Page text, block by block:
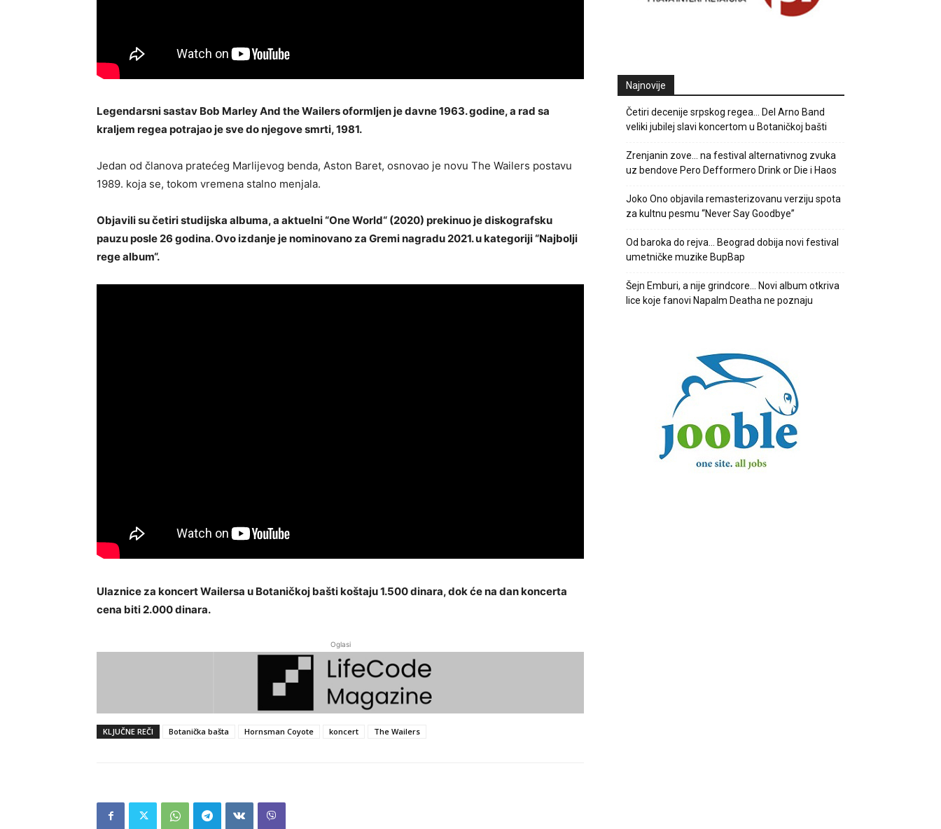
Legendarsni sastav Bob Marley And the Wailers oformljen je davne 1963. godine, a rad sa
kraljem regea potrajao je sve do njegove smrti, 1981.
Jedan od članova pratećeg Marlijevog benda, Aston Baret, osnovao je novu The Wailers postavu
1989. koja se, tokom vremena stalno menjala.
Objavili su četiri studijska albuma, a aktuelni “One World“ (2020) prekinuo je diskografsku
pauzu posle 26 godina. Ovo izdanje je nominovano za Gremi nagradu 2021. u kategoriji “Najbolji
rege album“.
Ulaznice za koncert Wailersa u Botaničkoj bašti koštaju 1.500 dinara, dok će na dan koncerta
cena biti 2.000 dinara.
Oglasi
KLJUČNE REČI Botanička bašta Hornsman Coyote koncert The Wailers
Najnovije
Četiri decenije srpskog regea… Del Arno Band
veliki jubilej slavi koncertom u Botaničkoj bašti
Zrenjanin zove… na festival alternativnog zvuka
uz bendove Pero Defformero Drink or Die i Haos
Joko Ono objavila remasterizovanu verziju spota
za kultnu pesmu “Never Say Goodbye”
Od baroka do rejva… Beograd dobija novi festival
umetničke muzike BupBap
Šejn Emburi, a nije grindcore… Novi album otkriva
lice koje fanovi Napalm Deatha ne poznaju